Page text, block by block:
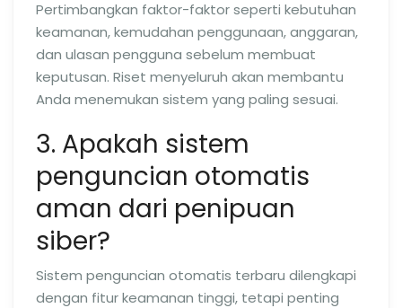
Pertimbangkan faktor-faktor seperti kebutuhan
keamanan, kemudahan penggunaan, anggaran,
dan ulasan pengguna sebelum membuat
keputusan. Riset menyeluruh akan membantu
Anda menemukan sistem yang paling sesuai.
3. Apakah sistem
penguncian otomatis
aman dari penipuan
siber?
Sistem penguncian otomatis terbaru dilengkapi
dengan fitur keamanan tinggi, tetapi penting